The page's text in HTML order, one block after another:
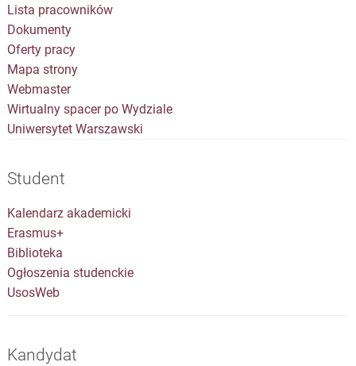
Lista pracowników
Dokumenty
Oferty pracy
Mapa strony
Webmaster
Wirtualny spacer po Wydziale
Uniwersytet Warszawski
Student
Kalendarz akademicki
Erasmus+
Biblioteka
Ogłoszenia studenckie
UsosWeb
Kandydat